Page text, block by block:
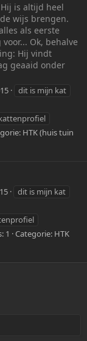
is altijd heel
wijs brengen.
als eerste
Ok, behalve
Hij vindt
geaaid onder
dit is mijn kat
HTK (huis tuin
dit is mijn kat
1 Categorie: HTK